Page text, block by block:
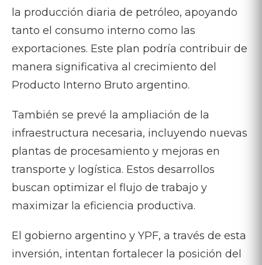
la producción diaria de petróleo, apoyando
tanto el consumo interno como las
exportaciones. Este plan podría contribuir de
manera significativa al crecimiento del
Producto Interno Bruto argentino.
También se prevé la ampliación de la
infraestructura necesaria, incluyendo nuevas
plantas de procesamiento y mejoras en
transporte y logística. Estos desarrollos
buscan optimizar el flujo de trabajo y
maximizar la eficiencia productiva.
El gobierno argentino y YPF, a través de esta
inversión, intentan fortalecer la posición del